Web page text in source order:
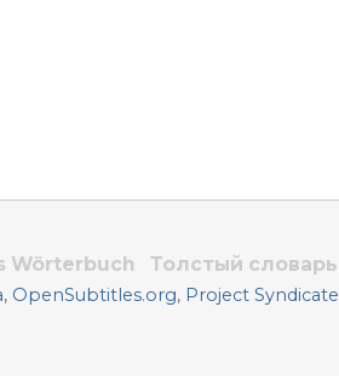
Wörterbuch Толстый словарь
, OpenSubtitles.org, Project Syndicate